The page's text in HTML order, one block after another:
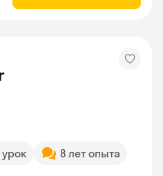
урок 8 лет опыта